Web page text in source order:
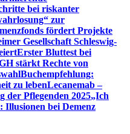
bei riskanter
zur
fördert Projekte
Gesellschaft Schleswig-
Erster Bluttest bei
stärkt Rechte von
Buchempfehlung:
zu lebenLecanemab –
der Pflegenden 2025„Ich
Illusionen bei Demenz